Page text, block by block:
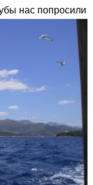
нас попросили